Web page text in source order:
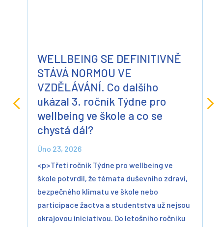
WELLBEING SE DEFINITIVNĚ
STÁVÁ NORMOU VE
VZDĚLÁVÁNÍ. Co dalšího
ukázal 3. ročník Týdne pro
wellbeing ve škole a co se
chystá dál?
Úno 23, 2026
<p>Třetí ročník Týdne pro wellbeing ve
škole potvrdil, že témata duševního zdraví,
bezpečného klimatu ve škole nebo
participace žactva a studentstva už nejsou
okrajovou iniciativou. Do letošního ročníku